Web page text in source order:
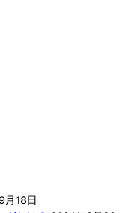
月18日